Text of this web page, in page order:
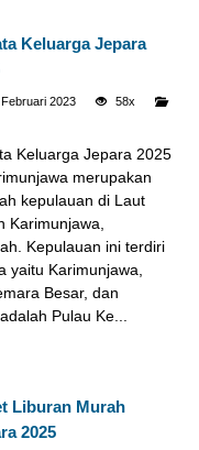
Keluarga Jepara
2023
58x
Keluarga Jepara 2025
merupakan
kepulauan di Laut
Karimunjawa,
Kepulauan ini terdiri
yaitu Karimunjawa,
Besar, dan
Pulau Ke...
Liburan Murah
2025